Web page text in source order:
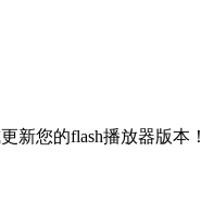
新您的flash播放器版本！